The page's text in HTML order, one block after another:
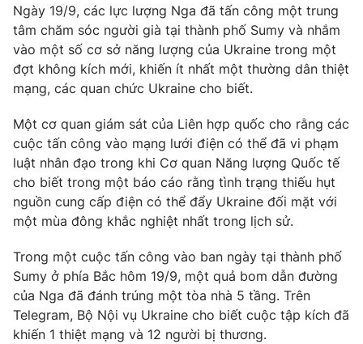
Tổng đài VTV: 024.38 355 931 - 024.38 355 932
Ðiện thoại Thời báo VTV:024.66 897 897
Email:toasoan@vtv.vn
Liên hệ quảng cáo:024-7300.7108
® Cấm sao chép dưới mọi hình thức nếu không có sự chấp
thuận bằng văn bản. Ghi rõ nguồn VTV.vn khi phát hành lại
Ngày 19/9, các lực lượng Nga đã tấn công một trung
tâm chăm sóc người già tại thành phố Sumy và nhắm
vào một số cơ sở năng lượng của Ukraine trong một
đợt không kích mới, khiến ít nhất một thường dân thiệt
mạng, các quan chức Ukraine cho biết.
Một cơ quan giám sát của Liên hợp quốc cho rằng các
cuộc tấn công vào mạng lưới điện có thể đã vi phạm
luật nhân đạo trong khi Cơ quan Năng lượng Quốc tế
cho biết trong một báo cáo rằng tình trạng thiếu hụt
nguồn cung cấp điện có thể đẩy Ukraine đối mặt với
một mùa đông khắc nghiệt nhất trong lịch sử.
Trong một cuộc tấn công vào ban ngày tại thành phố
Sumy ở phía Bắc hôm 19/9, một quả bom dẫn đường
của Nga đã đánh trúng một tòa nhà 5 tầng. Trên
Telegram, Bộ Nội vụ Ukraine cho biết cuộc tập kích đã
khiến 1 thiệt mạng và 12 người bị thương.